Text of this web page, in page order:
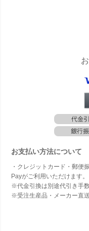
お支払い方法について
・クレジットカード・郵便
Payがご利用いただけます。
※代金引換は別途代引き手
※受注生産品・メーカー直